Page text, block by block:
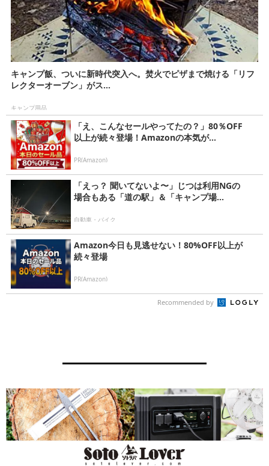
キャンプ飯、ついに新時代突入へ。焚火でピザまで焼ける「リフ
レクターオーブン」がス...
キャンプ用品
「え、こんなセールやってたの？」80％OFF
以上が続々登場！Amazonの本気が...
PR(Amazon)
「えっ？ 聞いてないよ〜」じつは利用NGの
場合もある「道の駅」＆「キャンプ場...
自動車・バイク
Amazon今日も見逃せない！80%OFF以上が
続々登場
PR(Amazon)
Recommended by